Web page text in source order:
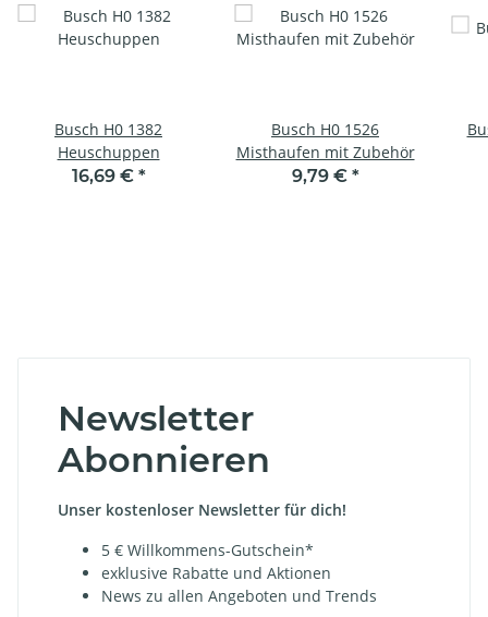
Busch H0 1382
Heuschuppen
16,69 € *
Busch H0 1526
Misthaufen mit Zubehör
9,79 € *
Newsletter
Abonnieren
Unser kostenloser Newsletter für dich!
5 € Willkommens-Gutschein*
exklusive Rabatte und Aktionen
News zu allen Angeboten und Trends